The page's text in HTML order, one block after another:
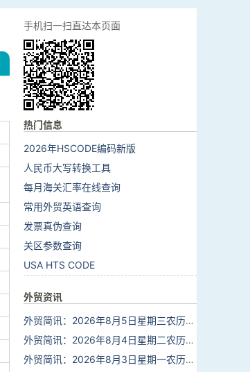
手机扫一扫直达本页面
热门信息
2026年HSCODE编码新版
人民币大写转换工具
每月海关汇率在线查询
常用外贸英语查询
发票真伪查询
关区参数查询
USA HTS CODE
外贸资讯
外贸简讯：2026年8月5日星期三农历六月廿三
外贸简讯：2026年8月4日星期二农历六月廿二
外贸简讯：2026年8月3日星期一农历六月廿一